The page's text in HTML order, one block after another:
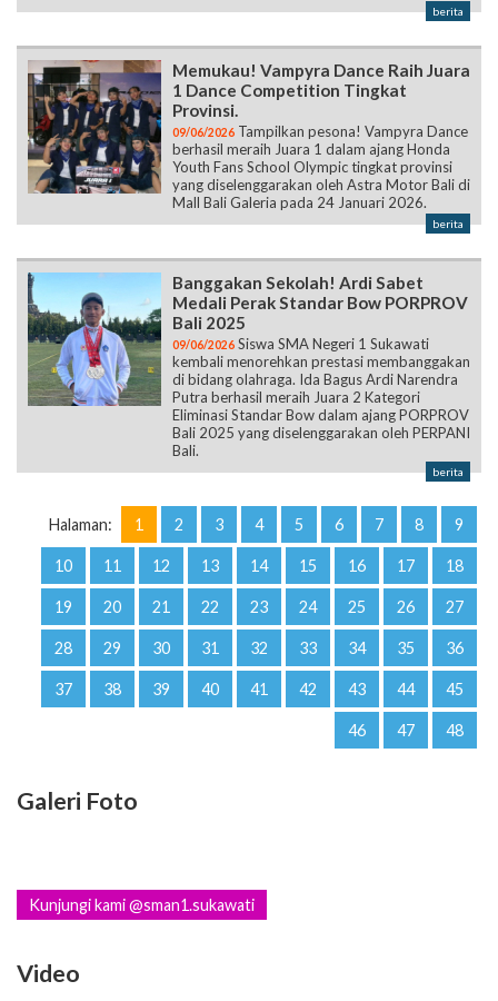
berita
Memukau! Vampyra Dance Raih Juara
1 Dance Competition Tingkat
Provinsi.
09/06/2026 Tampilkan pesona! Vampyra Dance
berhasil meraih Juara 1 dalam ajang Honda
Youth Fans School Olympic tingkat provinsi
yang diselenggarakan oleh Astra Motor Bali di
Mall Bali Galeria pada 24 Januari 2026.
berita
Banggakan Sekolah! Ardi Sabet
Medali Perak Standar Bow PORPROV
Bali 2025
09/06/2026 Siswa SMA Negeri 1 Sukawati
kembali menorehkan prestasi membanggakan
di bidang olahraga. Ida Bagus Ardi Narendra
Putra berhasil meraih Juara 2 Kategori
Eliminasi Standar Bow dalam ajang PORPROV
Bali 2025 yang diselenggarakan oleh PERPANI
Bali.
berita
Halaman: 1 2 3 4 5 6 7 8 9
10 11 12 13 14 15 16 17 18
19 20 21 22 23 24 25 26 27
28 29 30 31 32 33 34 35 36
37 38 39 40 41 42 43 44 45
46 47 48
Galeri Foto
Kunjungi kami @sman1.sukawati
Video